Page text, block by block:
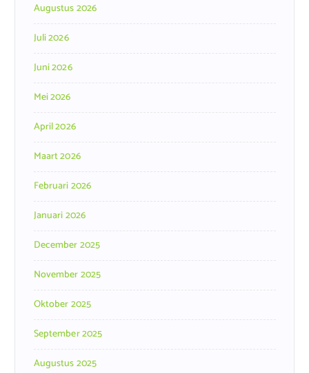
Augustus 2026
Juli 2026
Juni 2026
Mei 2026
April 2026
Maart 2026
Februari 2026
Januari 2026
December 2025
November 2025
Oktober 2025
September 2025
Augustus 2025